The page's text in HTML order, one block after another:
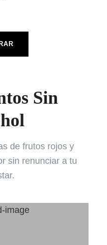
Sin
de frutos rojos y
sin renunciar a tu